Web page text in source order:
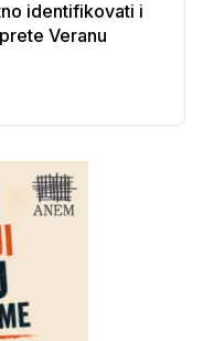
identifikovati i
Veranu